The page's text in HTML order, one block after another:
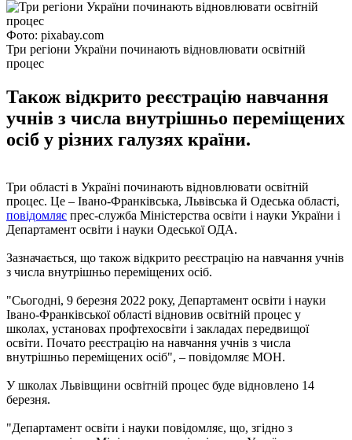
Фото: pixabay.com
Три регіони України починають відновлювати освітній
процес
Також відкрито реєстрацію навчання
учнів з числа внутрішньо переміщених
осіб у різних галузях країни.
Три області в Україні починають відновлювати освітній
процес. Це – Івано-Франківська, Львівська й Одеська області,
повідомляє прес-служба Міністерства освіти і науки України і
Департамент освіти і науки Одеської ОДА.
Зазначається, що також відкрито реєстрацію на навчання учнів
з числа внутрішньо переміщених осіб.
"Сьогодні, 9 березня 2022 року, Департамент освіти і науки
Івано-Франківської області відновив освітній процес у
школах, установах профтехосвіти і закладах передвищої
освіти. Почато реєстрацію на навчання учнів з числа
внутрішньо переміщених осіб", – повідомляє МОН.
У школах Львівщини освітній процес буде відновлено 14
березня.
"Департамент освіти і науки повідомляє, що, згідно з